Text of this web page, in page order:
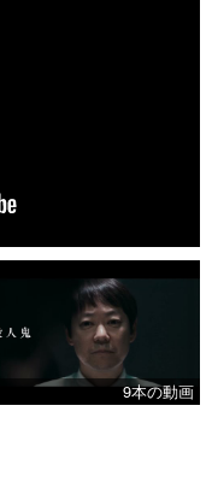
9本の動画